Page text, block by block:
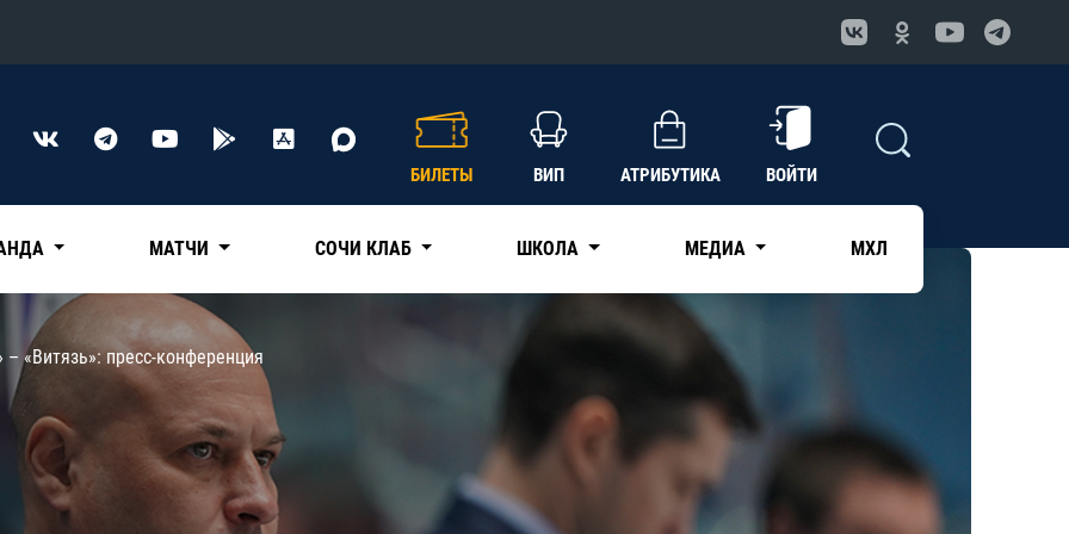
Конференция «Восток»
Нефтехимик
Трактор
Дивизион Чернышева
Авангард
КХЛ
БИЛЕТЫ ВИП АТРИБУТИКА ВОЙТИ
МАТЧИ СОЧИ КЛАБ ШКОЛА МЕДИА МХЛ
– «Витязь»: пресс-конференция